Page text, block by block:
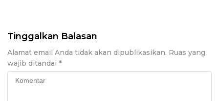
Tinggalkan Balasan
Alamat email Anda tidak akan dipublikasikan. Ruas yang
wajib ditandai *